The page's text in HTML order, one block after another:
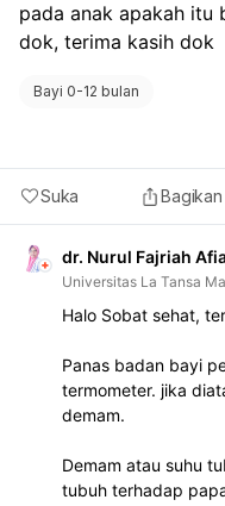
pada anak apakah itu
dok, terima kasih dok
Bayi 0-12 bulan
Suka Bagikan
dr. Nurul Fajriah
Universitas La Tansa
Halo Sobat sehat,
Panas badan bayi
termometer. jika
demam.
Demam atau suhu
tubuh terhadap